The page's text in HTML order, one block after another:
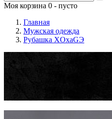
Моя корзина 0 - пусто
Главная
Мужская одежда
Рубашка XOxaGЭ